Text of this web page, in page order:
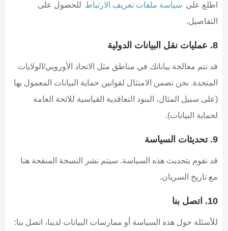
اطلع على سياسة ملفات تعريف الارتباط للحصول على
التفاصيل.
8. عمليات نقل البيانات الدولية
قد تتم معالجة بياناتك في مناطق مثل الاتحاد الأوروبي/الولايات
المتحدة. نحن نضمن الامتثال لقوانين حماية البيانات المعمول بها
(على سبيل المثال، البنود التعاقدية القياسية للائحة العامة
لحماية البيانات).
9. تحديثات السياسة
قد نقوم بتحديث هذه السياسة. سيتم نشر النسخة المنقحة هنا
مع تاريخ السريان.
10. اتصل بنا
للأسئلة حول هذه السياسة أو ممارسات البيانات لدينا، اتصل بنا: